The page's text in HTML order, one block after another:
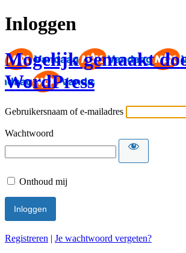
Inloggen
Mogelijk gemaakt
WordPress
Gebruikersnaam of e-mailadres
Wachtwoord
Onthoud mij
Registreren | Je wachtwoord vergeten?